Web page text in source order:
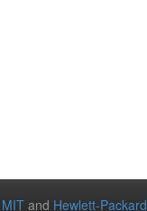
MIT and Hewlett-Packard